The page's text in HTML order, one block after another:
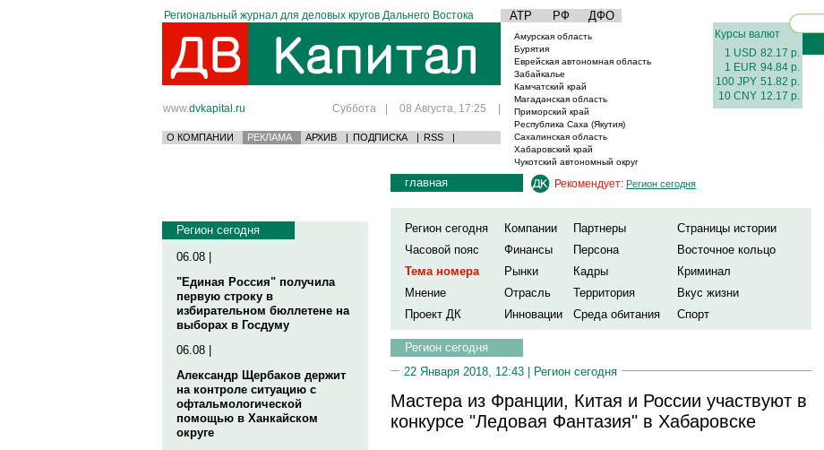
Региональный журнал для деловых кругов Дальнего Востока АТР РФ ДФО
www.dvkapital.ru Суббота | 08 Августа, 17:25 |
О КОМПАНИИ РЕКЛАМА АРХИВ | ПОДПИСКА | RSS |
Амурская область
Бурятия
Еврейская автономная область
Забайкалье
Камчатский край
Магаданская область
Приморский край
Республика Саха (Якутия)
Сахалинская область
Хабаровский край
Чукотский автономный округ
Курсы валют
1 USD 82.17 р.
1 EUR 94.84 р.
100 JPY 51.82 р.
10 CNY 12.17 р.
Регион сегодня
06.08 |
"Единая Россия" получила
первую строку в
избирательном бюллетене на
выборах в Госдуму
06.08 |
Александр Щербаков держит
на контроле ситуацию с
офтальмологической
помощью в Ханкайском
округе
главная Рекомендует: Регион сегодня
Регион сегодня Компании Партнеры
Страницы истории
Часовой пояс
Финансы Персона
Восточное кольцо
Тема номера
Рынки Кадры
Криминал
Мнение
Отрасль Территория
Вкус жизни
Проект ДК
Инновации Среда обитания Спорт
Регион сегодня
22 Января 2018, 12:43 | Регион сегодня
Мастера из Франции, Китая и России участвуют в
конкурсе "Ледовая Фантазия" в Хабаровске